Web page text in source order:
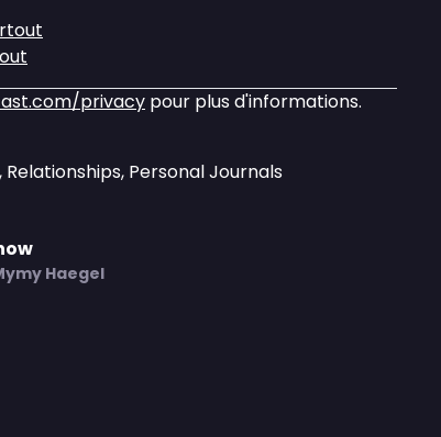
privacy pour plus d'informations.
Personal Journals
Haegel